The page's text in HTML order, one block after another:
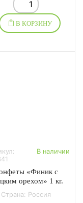
В КОРЗИНУ
В наличии
«Финик с
орехом» 1 кг.
Страна: Россия